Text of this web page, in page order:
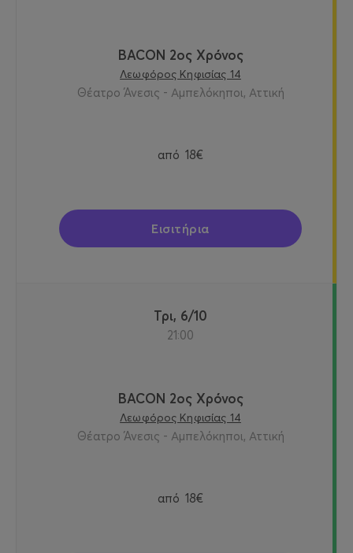
BACON 2ος Χρόνος
Λεωφόρος Κηφισίας 14
Θέατρο Άνεσις - Αμπελόκηποι, Αττική
από 18€
Εισιτήρια
Τρι, 6/10
21:00
BACON 2ος Χρόνος
Λεωφόρος Κηφισίας 14
Θέατρο Άνεσις - Αμπελόκηποι, Αττική
από 18€